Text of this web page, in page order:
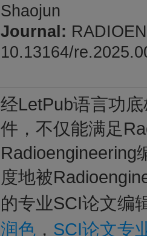
Shaojun
Journal:
10.13164/
经LetPub语言功
件，不仅能满足
Radioengineering
度地被
的专业SCI论文编
润色 ， SCI论文专